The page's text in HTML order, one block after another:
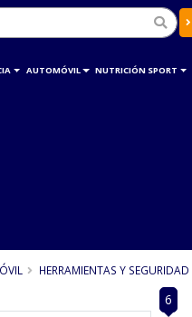
AUTOMÓVIL NUTRICIÓN SPORT
HERRAMIENTAS Y SEGURIDAD
6